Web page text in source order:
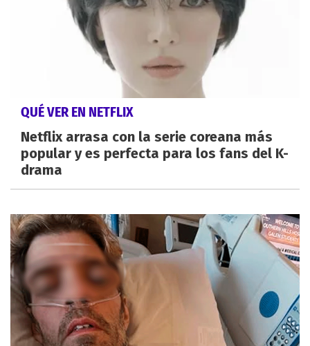
QUÉ VER EN NETFLIX
Netflix arrasa con la serie coreana más
popular y es perfecta para los fans del K-
drama